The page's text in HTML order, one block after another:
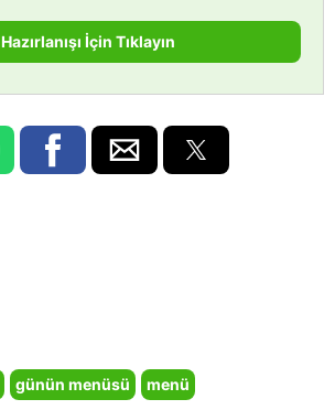
Hazırlanışı İçin Tıklayın
günün menüsü
menü